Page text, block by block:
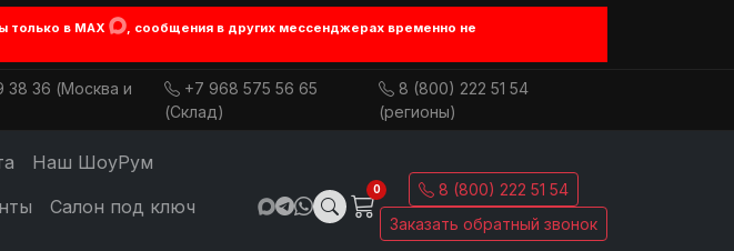
только в MAX
, сообщения в других мессенджерах временно не
38 36 (Москва и
+7 968 575 56 65
(Склад)
8 (800) 222 51 54
(регионы)
Наш ШоуРум
Салон под ключ
0
8 (800) 222 51 54
Заказать обратный звонок